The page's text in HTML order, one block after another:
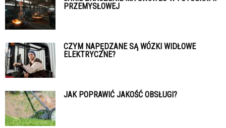
PRZEMYSŁOWEJ
CZYM NAPĘDZANE SĄ WÓZKI WIDŁOWE
ELEKTRYCZNE?
JAK POPRAWIĆ JAKOŚĆ OBSŁUGI?